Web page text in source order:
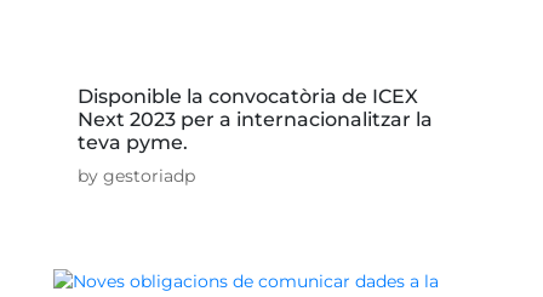
Disponible la convocatòria de ICEX
Next 2023 per a internacionalitzar la
teva pyme.
by gestoriadp